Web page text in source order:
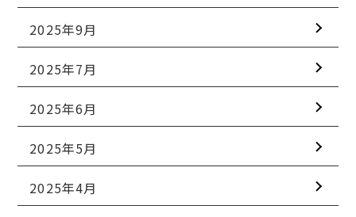
2025年9月
2025年7月
2025年6月
2025年5月
2025年4月